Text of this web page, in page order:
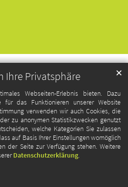
Ihre Privatsphäre
Webseiten-Erlebnis bieten. Dazu
das Funktionieren unserer Website
verwenden wir auch Cookies, die
zu anonymen Statistikzwecken genutzt
welche Kategorien Sie zulassen
auf Basis Ihrer Einstellungen womöglich
der Seite zur Verfügung stehen. Weitere
Datenschutzerklärung.
✕